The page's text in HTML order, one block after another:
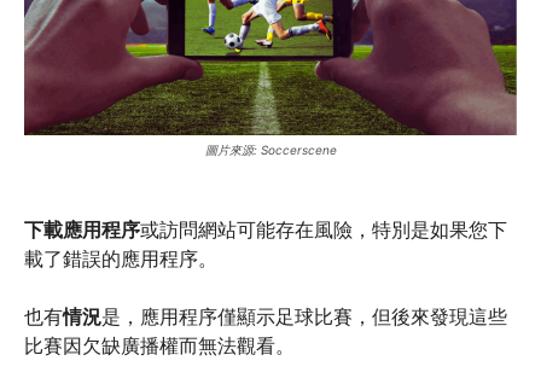
圖片來源: Soccerscene
下載應用程序或訪問網站可能存在風險，特別是如果您下
載了錯誤的應用程序。
也有情況是，應用程序僅顯示足球比賽，但後來發現這些
比賽因欠缺廣播權而無法觀看。